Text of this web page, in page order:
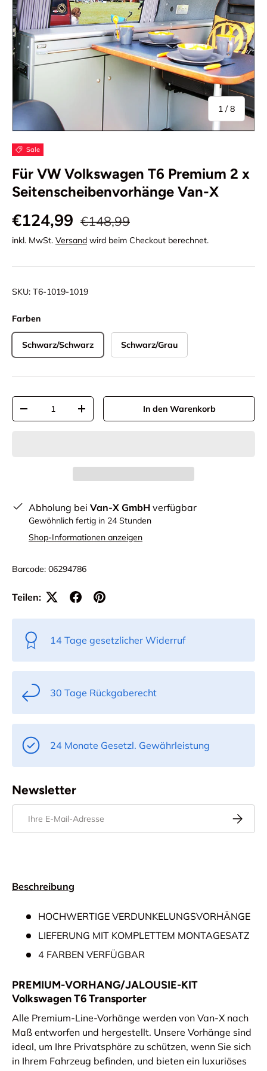
1 /von
8
Sale
Für VW Volkswagen T6 Premium 2 x
Seitenscheibenvorhänge Van-X
€124,99 €148,99
inkl. MwSt. Versand wird beim Checkout berechnet.
SKU: T6-1019-1019
Farben
Schwarz/Schwarz Schwarz/Grau
Anzahl
-
+ In den Warenkorb
Abholung bei Van-X GmbH verfügbar
Gewöhnlich fertig in 24 Stunden
Shop-Informationen anzeigen
Barcode: 06294786
Teilen:
14 Tage gesetzlicher Widerruf
30 Tage Rückgaberecht
24 Monate Gesetzl. Gewährleistung
Newsletter
Beschreibung
HOCHWERTIGE VERDUNKELUNGSVORHÄNGE
LIEFERUNG MIT KOMPLETTEM MONTAGESATZ
4 FARBEN VERFÜGBAR
PREMIUM-VORHANG/JALOUSIE-KIT
Volkswagen T6 Transporter
Alle Premium-Line-Vorhänge werden von Van-X nach
Maß entworfen und hergestellt. Unsere Vorhänge sind
ideal, um Ihre Privatsphäre zu schützen, wenn Sie sich
in Ihrem Fahrzeug befinden, und bieten ein luxuriöses